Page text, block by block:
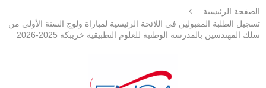
الصفحة الرئيسية
تسجيل الطلبة المقبولين في اللائحة الرئيسية لمباراة ولوج السنة الأولى من
سلك المهندسين بالمدرسة الوطنية للعلوم التطبيقية خريبكة 2025-2026